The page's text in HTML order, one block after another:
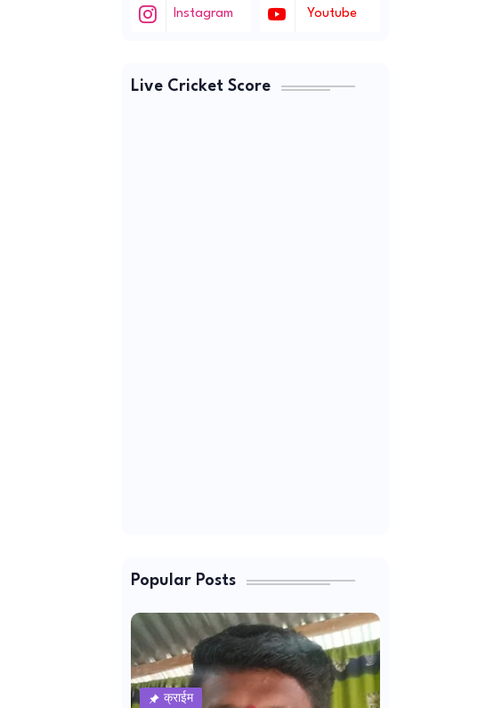
Instagram Youtube
Live Cricket Score
Popular Posts
क्राईम